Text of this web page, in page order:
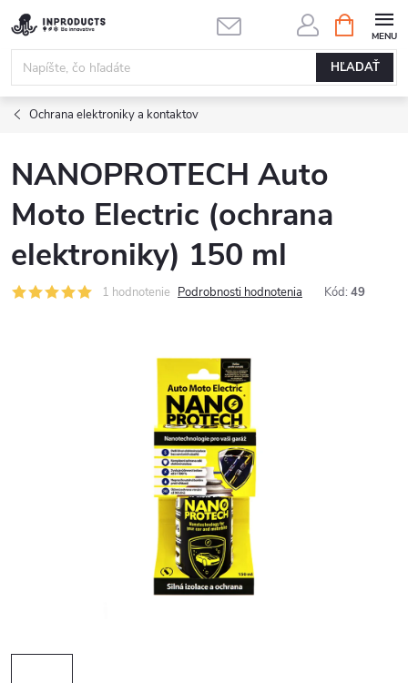
Prejsť
na
obsah
HĽADAŤ
KOŠÍK
Ochrana elektroniky a kontaktov
NANOPROTECH Auto
Moto Electric (ochrana
elektroniky) 150 ml
1 hodnotenie Podrobnosti hodnotenia Kód: 49